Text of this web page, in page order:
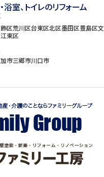
浴室、トイレのリフォーム
区荒川区台東区北区墨田区豊島区
江東区
市三郷市川口市